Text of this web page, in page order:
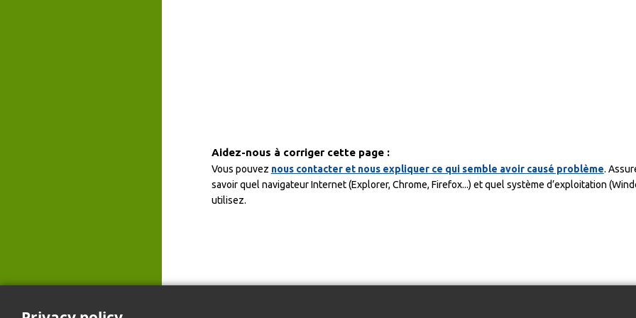
Aidez-nous à corriger cette page :
Vous pouvez nous contacter et nous expliquer ce qui semble avoir causé problème.
savoir quel navigateur Internet (Explorer, Chrome, Firefox...) et quel système d’exploitation
utilisez.